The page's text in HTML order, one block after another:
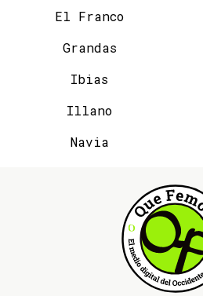
El Franco
Grandas
Ibias
Illano
Navia